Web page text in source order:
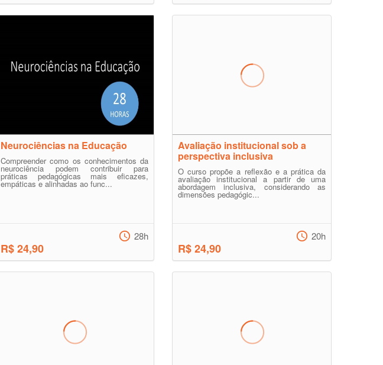
Neurociências na Educação
Compreender como os conhecimentos da
neurociência podem contribuir para
práticas pedagógicas mais eficazes,
empáticas e alinhadas ao func...
R$ 24,90
28h
Avaliação institucional sob a
perspectiva inclusiva
O curso propõe a reflexão e a prática da
avaliação institucional a partir de uma
abordagem inclusiva, considerando as
dimensões pedagógic...
R$ 24,90
20h